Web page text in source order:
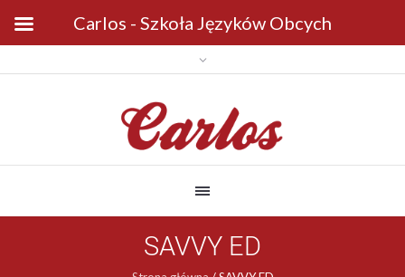
SAVVY ED
Carlos - Szkoła Języków Obcych